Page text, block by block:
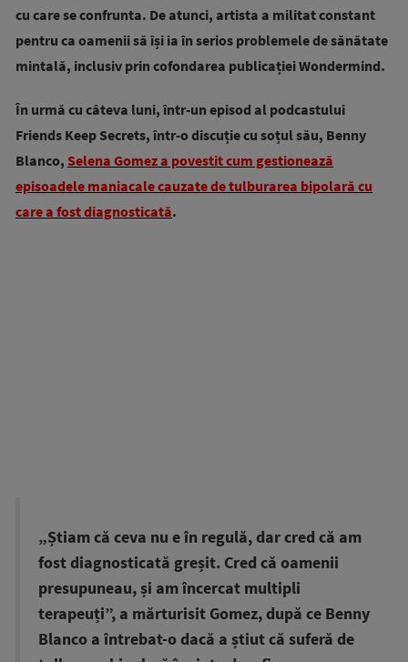
cu care se confrunta. De atunci, artista a militat constant
pentru ca oamenii să își ia în serios problemele de sănătate
mintală, inclusiv prin cofondarea publicației Wondermind.
În urmă cu câteva luni, într-un episod al podcastului
Friends Keep Secrets, într-o discuție cu soțul său, Benny
Blanco, Selena Gomez a povestit cum gestionează
episoadele maniacale cauzate de tulburarea bipolară cu
care a fost diagnosticată.
„Știam că ceva nu e în regulă, dar cred că am
fost diagnosticată greșit. Cred că oamenii
presupuneau, și am încercat multipli
terapeuți”, a mărturisit Gomez, după ce Benny
Blanco a întrebat-o dacă a știut că suferă de